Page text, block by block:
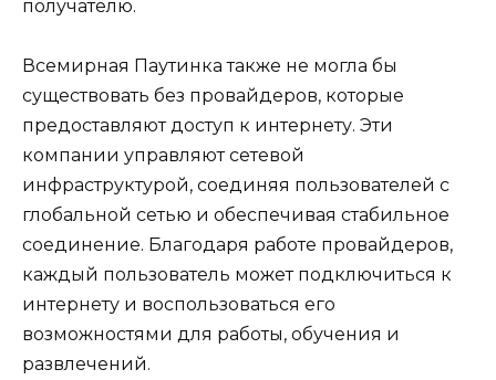
получателю.
Всемирная Паутинка также не могла бы
существовать без провайдеров, которые
предоставляют доступ к интернету. Эти
компании управляют сетевой
инфраструктурой, соединяя пользователей с
глобальной сетью и обеспечивая стабильное
соединение. Благодаря работе провайдеров,
каждый пользователь может подключиться к
интернету и воспользоваться его
возможностями для работы, обучения и
развлечений.